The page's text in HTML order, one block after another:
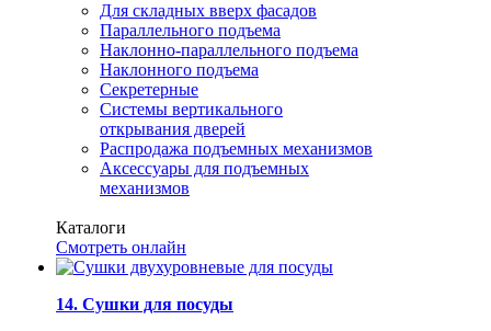
Для складных вверх фасадов
Параллельного подъема
Наклонно-параллельного подъема
Наклонного подъема
Секретерные
Системы вертикального
открывания дверей
Распродажа подъемных механизмов
Аксессуары для подъемных
механизмов
Каталоги
Смотреть онлайн
14. Сушки для посуды